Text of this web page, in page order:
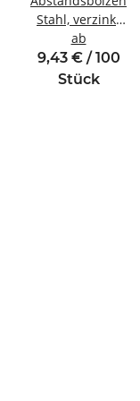
Stahl, verzinkt
Innen/
M3 SW6
ab
9,43 € / 100
Stück